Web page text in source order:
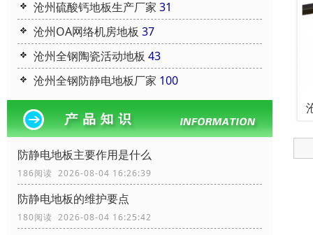
沧州硫酸钙地板生产厂家 31
沧州OA网络机房地板 37
沧州全钢陶瓷活动地板 43
沧州全钢防静电地板厂家 100
防静电地板主要作用是什么
186阅读 2026-08-04 16:26:39
防静电地板的维护要点
180阅读 2026-08-04 16:25:42